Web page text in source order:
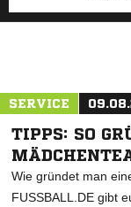
SERVICE
TIPPS: SO
Wie gründet man
FUSSBALL.DE gibt